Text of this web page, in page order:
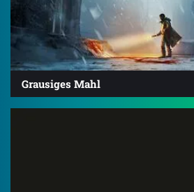
Grausiges Mahl